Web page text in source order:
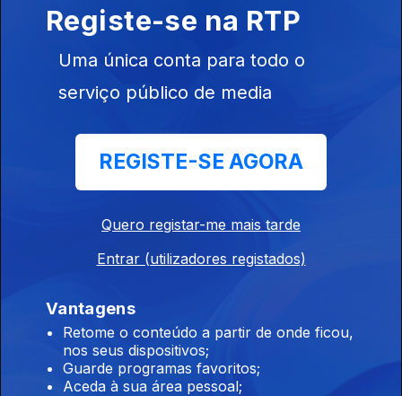
Merci França,
Obrigado
Urgências
Atletas de Ouro
Registe-se na RTP
Uma única conta para todo o
serviço público de media
REGISTE-SE AGORA
Quero registar-me mais tarde
Entrar (utilizadores registados)
Vantagens
Retome o conteúdo a partir de onde ficou,
nos seus dispositivos;
Guarde programas favoritos;
Aceda à sua área pessoal;